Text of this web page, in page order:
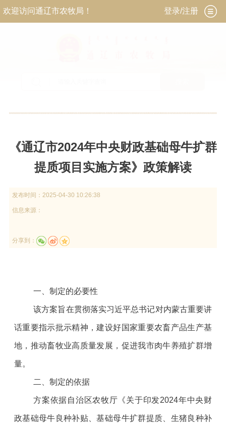
欢迎访问通辽市农牧局！ 登录/注册
当前位置：首页>政务公开>政府信息公开>法
《通辽市2024年中央财政基础母牛扩群
提质项目实施方案》政策解读
发布时间： 2025-04-30 10:26:38
信息来源：
分享到：
一、制定的必要性
该方案旨在贯彻落实习近平总书记对内蒙古重要讲
话重要指示批示精神，建设好国家重要农畜产品生产基
地，推动畜牧业高质量发展，促进我市肉牛养殖扩群增
量。
二、制定的依据
方案依据自治区农牧厅《关于印发2024年中央财
政基础母牛良种补贴、基础母牛扩群提质、生猪良种补